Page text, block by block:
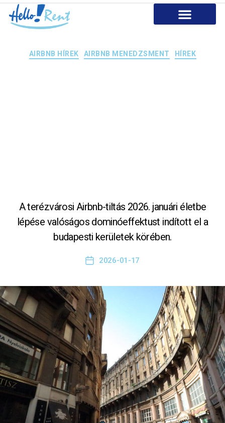
AIRBNB HÍREK AIRBNB MENEDZSMENT HÍREK
A terézvárosi Airbnb-tiltás 2026. januári életbe
lépése valóságos dominóeffektust indított el a
budapesti kerületek körében.
2026-01-17